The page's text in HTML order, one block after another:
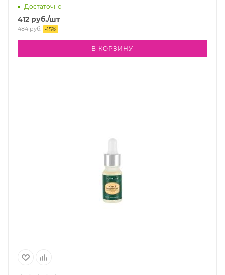
Достаточно
412 руб./шт
484руб. -15%
В КОРЗИНУ